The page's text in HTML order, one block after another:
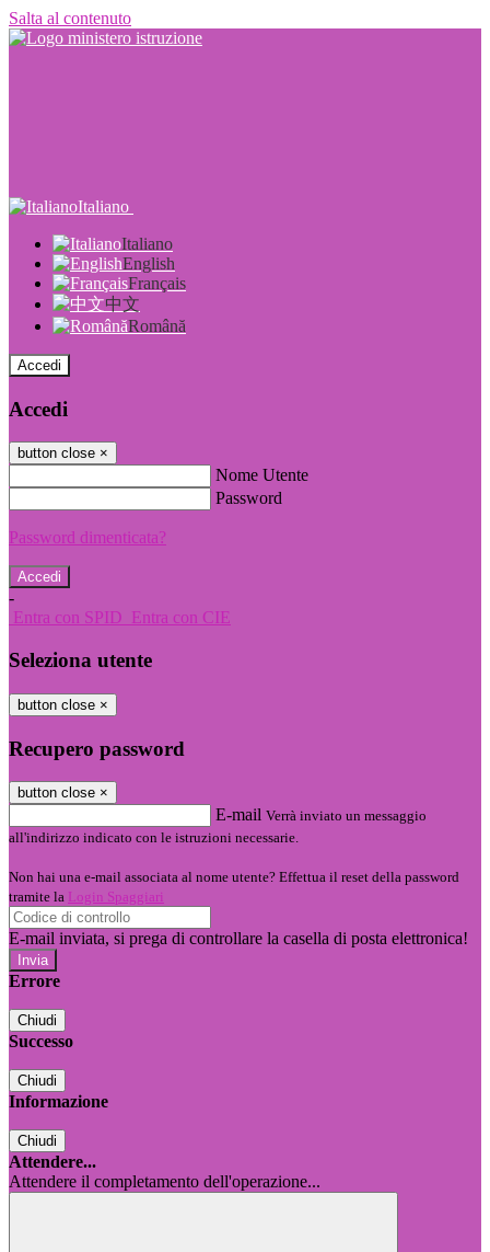
Salta al contenuto
Italiano
Italiano
English
Français
中文
Română
Accedi
Accedi
button close ×
Nome Utente
Password
Password dimenticata?
-
Entra con SPID Entra con CIE
Seleziona utente
button close ×
Recupero password
button close ×
E-mail Verrà inviato un messaggio
all'indirizzo indicato con le istruzioni necessarie.
Non hai una e-mail associata al nome utente? Effettua il reset della password
tramite la Login Spaggiari
E-mail inviata, si prega di controllare la casella di posta elettronica!
Errore
Chiudi
Successo
Chiudi
Informazione
Chiudi
Attendere...
Attendere il completamento dell'operazione...